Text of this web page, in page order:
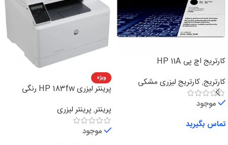
کارتریج اچ پی HP 11A
کارتریج,کارتریج لیزری مشکی
موجود
تماس بگیرید
ویژه
پرینتر لیزری HP 183fw رنگی
پرینتر, پرینتر لیزری
موجود